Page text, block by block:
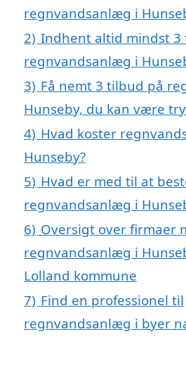
regnvandsanlæg i
2) Indhent altid mindst 3
regnvandsanlæg i
3) Få nemt 3 tilbud på
Hunseby, du kan være
4) Hvad koster
Hunseby?
5) Hvad er med til at
regnvandsanlæg i
6) Oversigt over firmaer
regnvandsanlæg i
Lolland kommune
7) Find en professionel til
regnvandsanlæg i byer